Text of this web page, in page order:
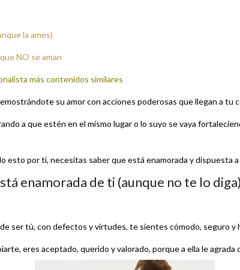
la ames)
NO se aman
más contenidos similares
su amor con acciones poderosas que llegan a tu
a que estén en el mismo lugar o lo suyo se vaya
esto por ti, necesitas saber que está enamorada y dispuesta
enamorada de ti (aunque no te lo diga)
ser tú, con defectos y virtudes, te sientes cómodo, seguro y
eres aceptado, querido y valorado, porque a ella le agrada